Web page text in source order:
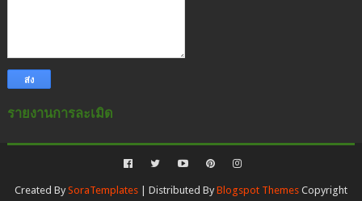
รายงานการละเมิด
Created By SoraTemplates| Distributed By Blogspot ThemesCopyright